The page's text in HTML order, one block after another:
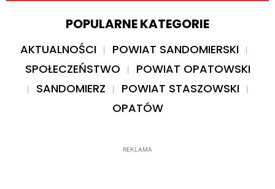
POPULARNE KATEGORIE
AKTUALNOŚCI
POWIAT SANDOMIERSKI
SPOŁECZEŃSTWO
POWIAT OPATOWSKI
SANDOMIERZ
POWIAT STASZOWSKI
OPATÓW
REKLAMA